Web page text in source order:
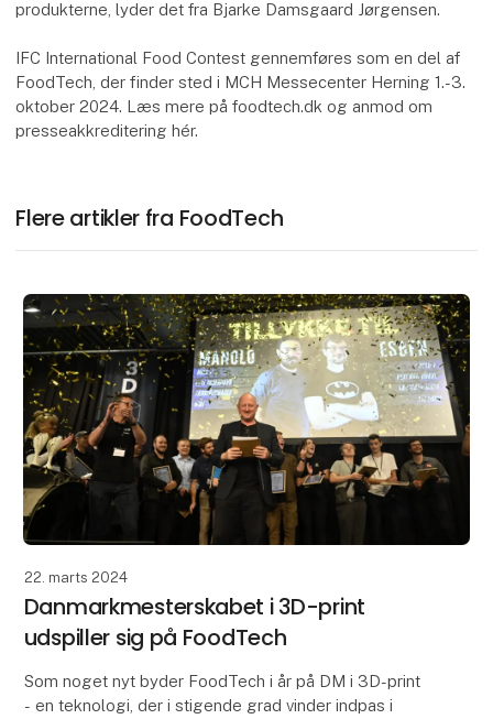
produkterne, lyder det fra Bjarke Damsgaard Jørgensen.
IFC International Food Contest gennemføres som en del af
FoodTech, der finder sted i MCH Messecenter Herning 1.-3.
oktober 2024. Læs mere på foodtech.dk og anmod om
presseakkreditering hér.
Flere artikler fra FoodTech
22. marts 2024
Danmarkmesterskabet i 3D-print
udspiller sig på FoodTech
Som noget nyt byder FoodTech i år på DM i 3D-print
- en teknologi, der i stigende grad vinder indpas i